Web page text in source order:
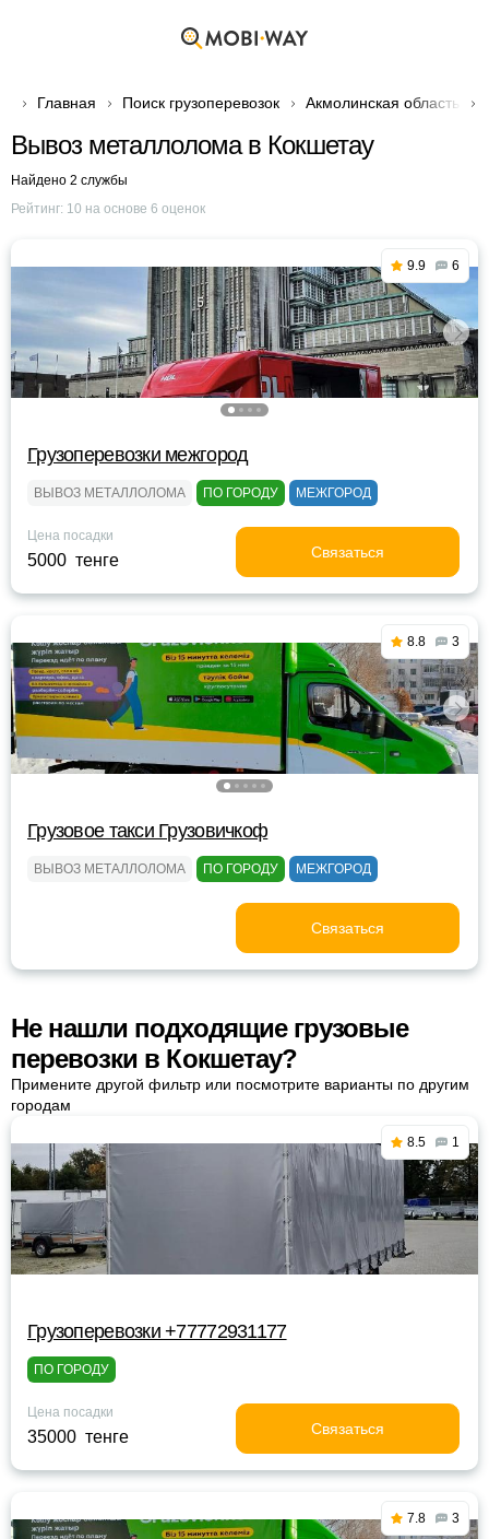
Главная Поиск грузоперевозок Акмолинская область
Вывоз металлолома в Кокшетау
Найдено 2 службы
Рейтинг: 10 на основе 6 оценок
9.9 6
Грузоперевозки межгород
ВЫВОЗ МЕТАЛЛОЛОМА ПО ГОРОДУ МЕЖГОРОД
Цена посадки
5000 тенге Связаться
8.8 3
Грузовое такси Грузовичкоф
ВЫВОЗ МЕТАЛЛОЛОМА ПО ГОРОДУ МЕЖГОРОД
Связаться
Не нашли подходящие грузовые
перевозки в Кокшетау?
Примените другой фильтр или посмотрите варианты по другим
городам
8.5 1
Грузоперевозки +77772931177
ПО ГОРОДУ
Цена посадки
35000 тенге Связаться
7.8 3